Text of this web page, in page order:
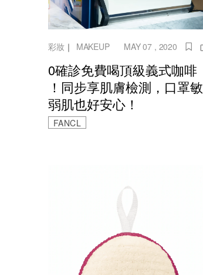
彩妝｜ MAKEUP MAY 07 , 2020
0確診免費喝頂級義式咖啡
！同步享肌膚檢測，口罩敏
弱肌也好安心！
FANCL